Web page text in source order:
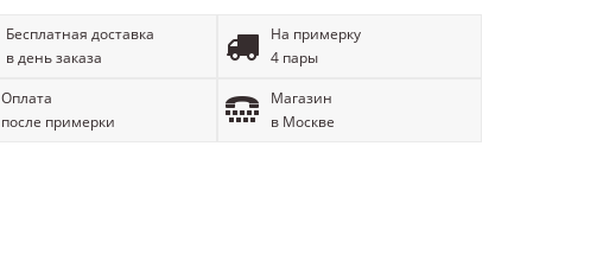
Бесплатная доставка
в день заказа
На примерку
4 пары
Оплата
после примерки
Магазин
в Москве